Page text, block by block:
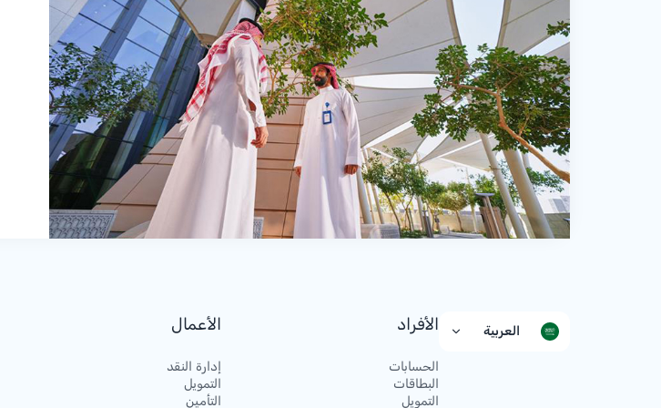
العربية الأفراد
الحسابات
البطاقات
التمويل
الأعمال
إدارة النقد
التمويل
التأمين